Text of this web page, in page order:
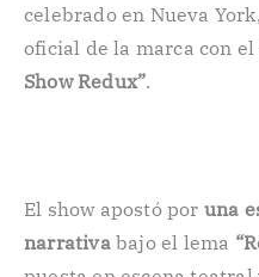
celebrado en Nueva
oficial de la marca con el
Show Redux”.
El show apostó por una
narrativabajo el lema